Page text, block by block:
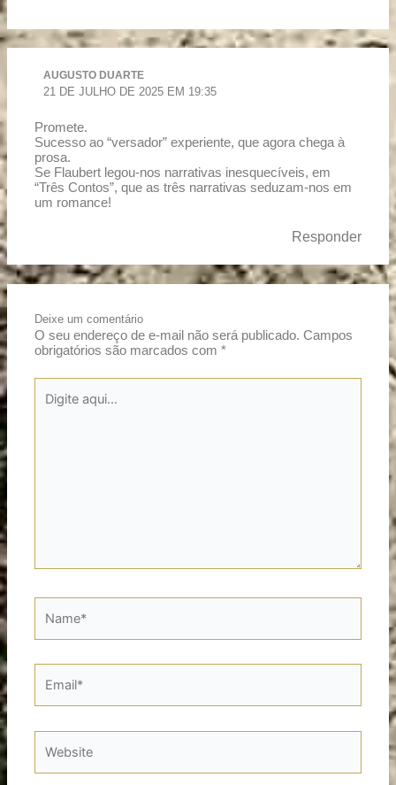
AUGUSTO DUARTE
21 DE JULHO DE 2025 EM 19:35
Promete.
Sucesso ao “versador” experiente, que agora chega à
prosa.
Se Flaubert legou-nos narrativas inesquecíveis, em
“Três Contos”, que as três narrativas seduzam-nos em
um romance!
Responder
Deixe um comentário
O seu endereço de e-mail não será publicado. Campos
obrigatórios são marcados com*
aqui...